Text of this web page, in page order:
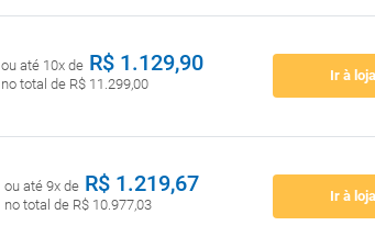
ou até 10x deR$ 1.129,90
no total de R$ 11.299,00
Ir à loja
ou até 9x de R$ 1.219,67
no total de R$ 10.977,03
Ir à loja